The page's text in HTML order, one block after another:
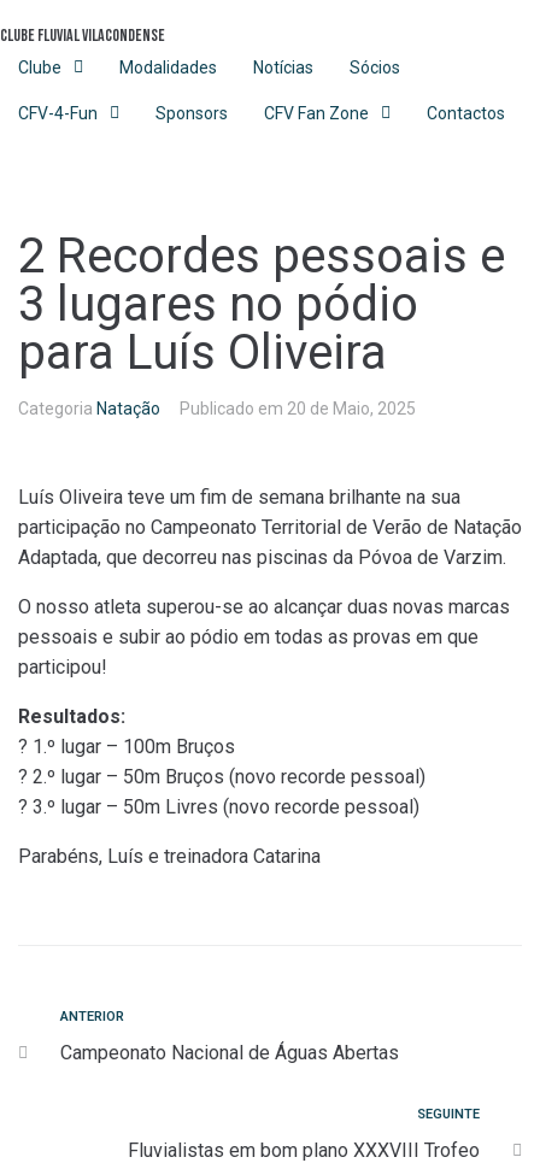
to
content
Clube Fluvial Vilacondense
Clube Modalidades Notícias Sócios
CFV-4-Fun Sponsors CFV Fan Zone Contactos
2 Recordes pessoais e
3 lugares no pódio
para Luís Oliveira
Categoria Natação Publicado em 20 de Maio, 2025
Luís Oliveira teve um fim de semana brilhante na sua
participação no Campeonato Territorial de Verão de Natação
Adaptada, que decorreu nas piscinas da Póvoa de Varzim.
O nosso atleta superou-se ao alcançar duas novas marcas
pessoais e subir ao pódio em todas as provas em que
participou!
Resultados:
? 1.º lugar – 100m Bruços
? 2.º lugar – 50m Bruços (novo recorde pessoal)
? 3.º lugar – 50m Livres (novo recorde pessoal)
Parabéns, Luís e treinadora Catarina
Navegação
de
Anterior
ANTERIOR
Campeonato Nacional de Águas Abertas
SEGUINTE
Fluvialistas em bom plano XXXVIII Trofeo